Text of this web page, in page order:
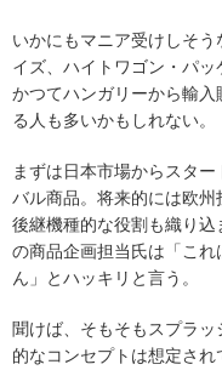
いかにもマニア受けしそ
イズ、ハイトワゴン・パ
かつてハンガリーから輸入
る人も多いかもしれない。
まずは日本市場からスタ
バル商品。将来的には欧州
後継機種的な役割も織り
の商品企画担当氏は「こ
ん」とハッキリと言う。
聞けば、そもそもスプラ
的なコンセプトは想定さ